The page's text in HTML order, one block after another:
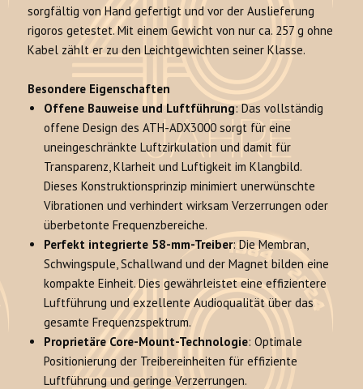
sorgfältig von Hand gefertigt und vor der Auslieferung
rigoros getestet. Mit einem Gewicht von nur ca. 257 g ohne
Kabel zählt er zu den Leichtgewichten seiner Klasse.
Besondere Eigenschaften
Offene Bauweise und Luftführung: Das vollständig
offene Design des ATH-ADX3000 sorgt für eine
uneingeschränkte Luftzirkulation und damit für
Transparenz, Klarheit und Luftigkeit im Klangbild.
Dieses Konstruktionsprinzip minimiert unerwünschte
Vibrationen und verhindert wirksam Verzerrungen oder
überbetonte Frequenzbereiche.
Perfekt integrierte 58-mm-Treiber: Die Membran,
Schwingspule, Schallwand und der Magnet bilden eine
kompakte Einheit.Dies gewährleistet eine effizientere
Luftführung und exzellente Audioqualität über das
gesamte Frequenzspektrum.
Proprietäre Core-Mount-Technologie: Optimale
Positionierung der Treibereinheiten für effiziente
Luftführung und geringe Verzerrungen.